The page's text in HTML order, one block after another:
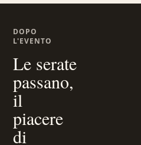
DOPO
L'EVENTO
Le serate
passano,
il
piacere
di